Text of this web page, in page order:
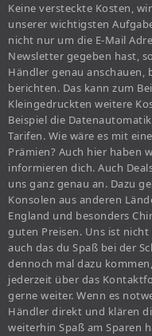
Keine versteckte Kosten,
unserer wichtigsten
nicht nur um die E-Mail
Newsletter gegeben hast,
Händler genau anschauen,
berichten. Das kann zum
Kleingedruckten weitere
Beispiel die
Tarifen. Wie wäre es mit
Prämien? Auch hier haben
informieren dich. Auch
uns ganz genau an. Dazu
Konsolen aus anderen
England und besonders
guten Preisen. Uns ist
auch das du Spaß bei der
dennoch mal dazu
jederzeit über das
gerne weiter. Wenn es
Händler direkt und klären
weiterhin Spaß am Sparen